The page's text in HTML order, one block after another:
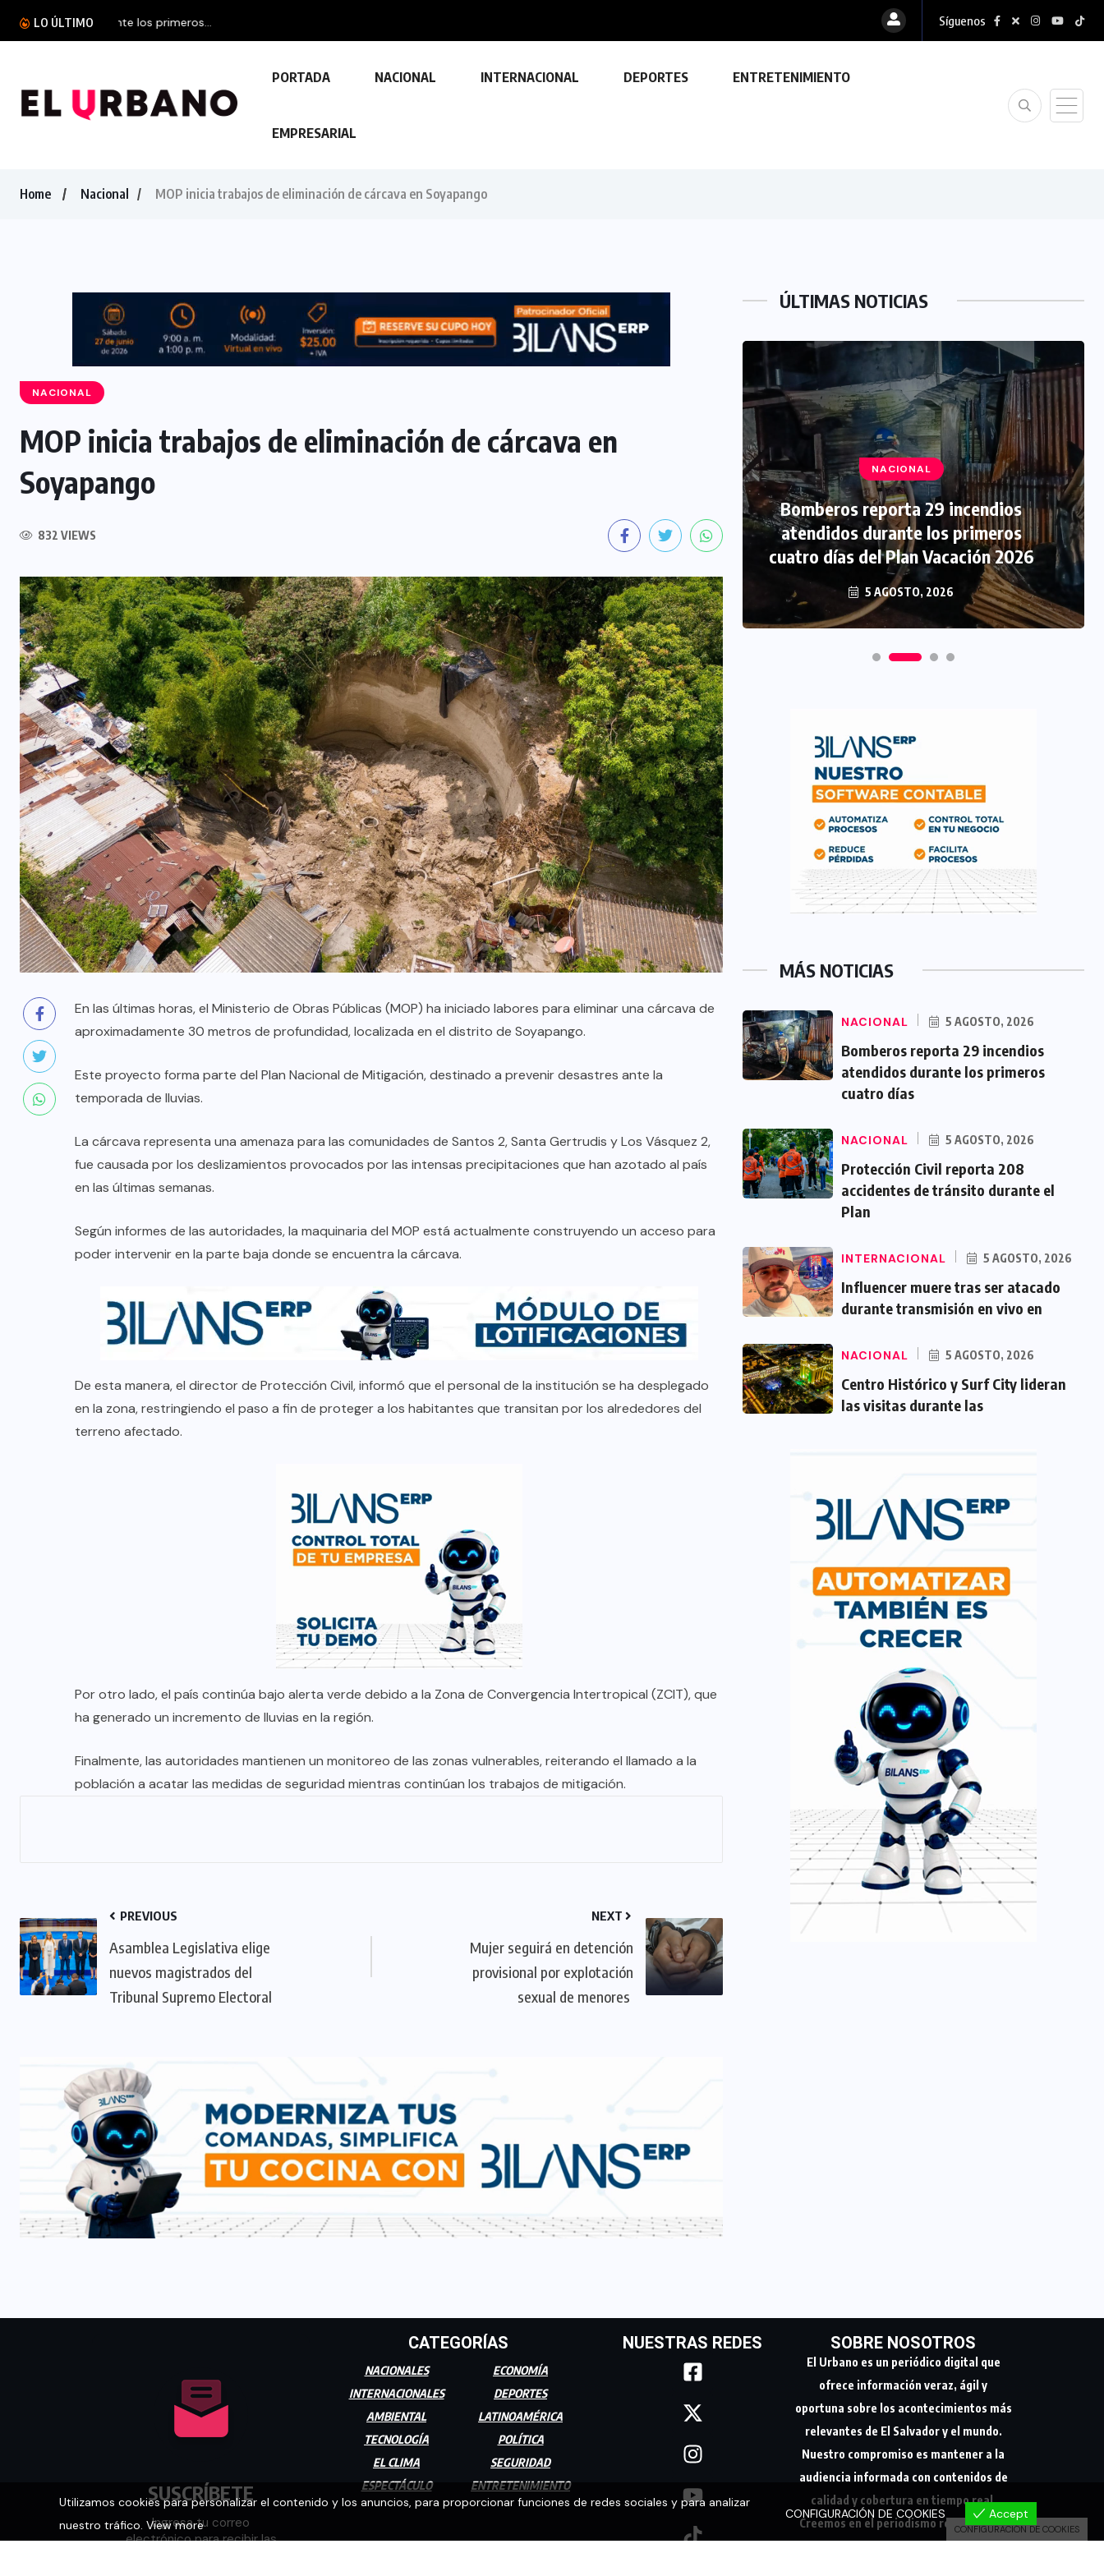
LO ÚLTIMO Síguenos
PORTADA NACIONAL INTERNACIONAL DEPORTES ENTRETENIMIENTO
EMPRESARIAL
Home Nacional MOP inicia trabajos de eliminación de cárcava en Soyapango
NACIONAL
MOP inicia trabajos de eliminación de cárcava en
Soyapango
832 VIEWS
En las últimas horas, el Ministerio de Obras Públicas (MOP) ha iniciado labores para eliminar una cárcava de
aproximadamente 30 metros de profundidad, localizada en el distrito de Soyapango.
Este proyecto forma parte del Plan Nacional de Mitigación, destinado a prevenir desastres ante la
temporada de lluvias.
La cárcava representa una amenaza para las comunidades de Santos 2, Santa Gertrudis y Los Vásquez 2,
fue causada por los deslizamientos provocados por las intensas precipitaciones que han azotado al país
en las últimas semanas.
Según informes de las autoridades, la maquinaria del MOP está actualmente construyendo un acceso para
poder intervenir en la parte baja donde se encuentra la cárcava.
De esta manera, el director de Protección Civil, informó que el personal de la institución se ha desplegado
en la zona, restringiendo el paso a fin de proteger a los habitantes que transitan por los alrededores del
terreno afectado.
Por otro lado, el país continúa bajo alerta verde debido a la Zona de Convergencia Intertropical (ZCIT), que
ha generado un incremento de lluvias en la región.
Finalmente, las autoridades mantienen un monitoreo de las zonas vulnerables, reiterando el llamado a la
población a acatar las medidas de seguridad mientras continúan los trabajos de mitigación.
PREVIOUS
Asamblea Legislativa elige
nuevos magistrados del
Tribunal Supremo Electoral
NEXT
Mujer seguirá en detención
provisional por explotación
sexual de menores
ÚLTIMAS NOTICIAS
5 AGOSTO, 2026
23 FEBRERO, 2024
NACIONAL
Bomberos reporta 29 incendios
atendidos durante los primeros
cuatro días del Plan Vacación 2026
5 AGOSTO, 2026
MÁS NOTICIAS
NACIONAL 5 AGOSTO, 2026
Bomberos reporta 29 incendios
atendidos durante los primeros
cuatro días
NACIONAL 5 AGOSTO, 2026
Protección Civil reporta 208
accidentes de tránsito durante el
Plan
INTERNACIONAL 5 AGOSTO, 2026
Influencer muere tras ser atacado
durante transmisión en vivo en
NACIONAL 5 AGOSTO, 2026
Centro Histórico y Surf City lideran
las visitas durante las
SUSCRÍBETE
Ingresa tu correo
electrónico para recibir las
CATEGORÍAS
NACIONALES
INTERNACIONALES
AMBIENTAL
TECNOLOGÍA
EL CLIMA
ESPECTÁCULO
ECONOMÍA
DEPORTES
LATINOAMÉRICA
POLÍTICA
SEGURIDAD
ENTRETENIMIENTO
NUESTRAS REDES SOBRE NOSOTROS
El Urbano es un periódico digital que
ofrece información veraz, ágil y
oportuna sobre los acontecimientos más
relevantes de El Salvador y el mundo.
Nuestro compromiso es mantener a la
audiencia informada con contenidos de
calidad y cobertura en tiempo real.
Creemos en el periodismo responsable,
Utilizamos cookies para personalizar el contenido y los anuncios, para proporcionar funciones de redes sociales y para analizar
nuestro tráfico. View more
CONFIGURACIÓN DE COOKIES Accept
CONFIGURACIÓN DE COOKIES